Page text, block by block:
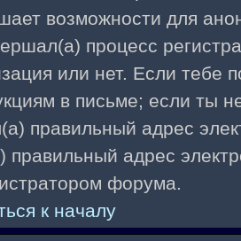
возможности для
процесс
или нет. Если тебе
в письме; если ты
правильный адрес
правильный адрес
форума.
к началу